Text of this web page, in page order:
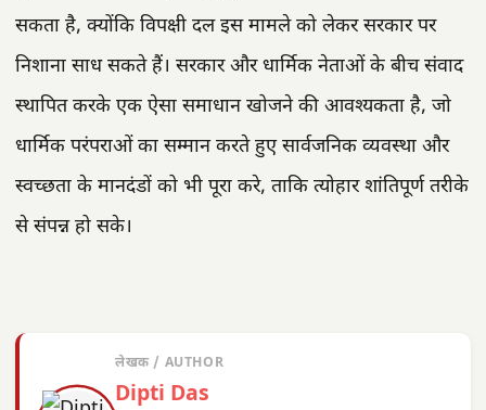
सकता है, क्योंकि विपक्षी दल इस मामले को लेकर सरकार पर
निशाना साध सकते हैं। सरकार और धार्मिक नेताओं के बीच संवाद
स्थापित करके एक ऐसा समाधान खोजने की आवश्यकता है, जो
धार्मिक परंपराओं का सम्मान करते हुए सार्वजनिक व्यवस्था और
स्वच्छता के मानदंडों को भी पूरा करे, ताकि त्योहार शांतिपूर्ण तरीके
से संपन्न हो सके।
लेखक / AUTHOR
Dipti Das